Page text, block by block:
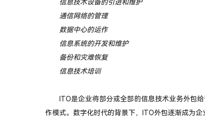
信息技术设备的引进和维护
通信网络的管理
数据中心的运作
信息系统的开发和维护
备份和灾难恢复
信息技术培训
ITO是企业将部分或全部的信息技术业务外包
作模式。数字化时代的背景下，ITO外包逐渐成为企